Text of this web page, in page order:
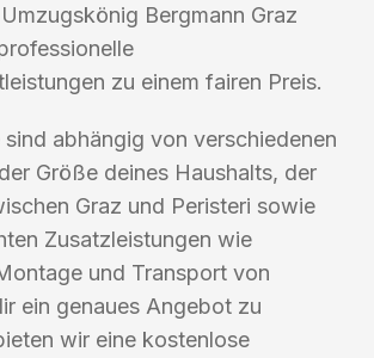
Bergmann Graz
zu einem fairen Preis.
sind abhängig von verschiedenen
Größe deines Haushalts, der
Graz und Peristeri sowie
Zusatzleistungen wie
und Transport von
ein genaues Angebot zu
wir eine kostenlose